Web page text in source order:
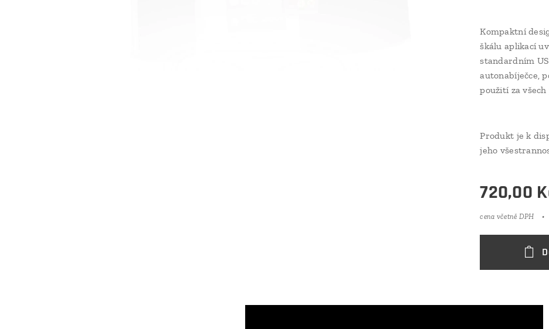
Kompaktní
škálu aplikací
standardním
autonabíječce,
použití za
Produkt je k
jeho
720,00
cena včetně DPH